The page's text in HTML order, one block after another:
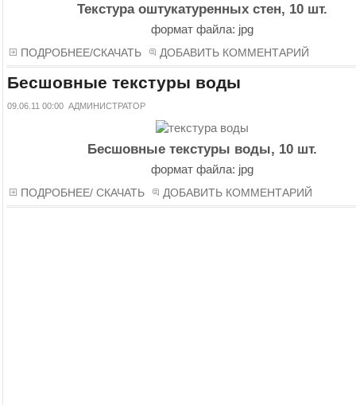
Текстура оштукатуренных стен, 10 шт.
формат файла: jpg
ПОДРОБНЕЕ/СКАЧАТЬ ДОБАВИТЬ КОММЕНТАРИЙ
Бесшовные текстуры воды
09.06.11 00:00 АДМИНИСТРАТОР
Бесшовные текстуры воды, 10 шт.
формат файла: jpg
ПОДРОБНЕЕ/ СКАЧАТЬ ДОБАВИТЬ КОММЕНТАРИЙ